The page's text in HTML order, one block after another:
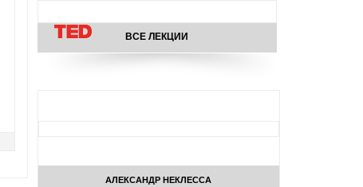
ВСЕ ЛЕКЦИИ
АЛЕКСАНДР НЕКЛЕССА